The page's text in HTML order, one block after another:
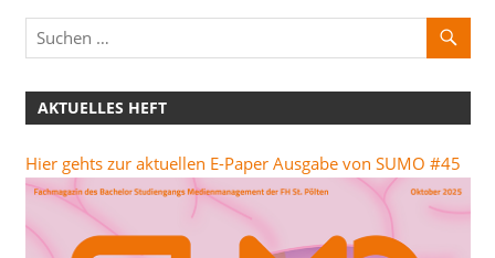
Beiträge
AKTUELLES HEFT
Hier gehts zur aktuellen E-Paper Ausgabe von SUMO #45